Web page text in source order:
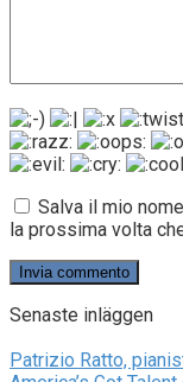
Salva il mio
la prossima volta
Senaste inläggen
Patrizio Ratto,